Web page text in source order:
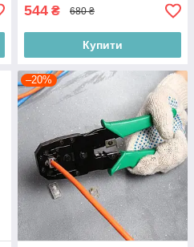
544 ₴ 680 ₴
Купити
–20%